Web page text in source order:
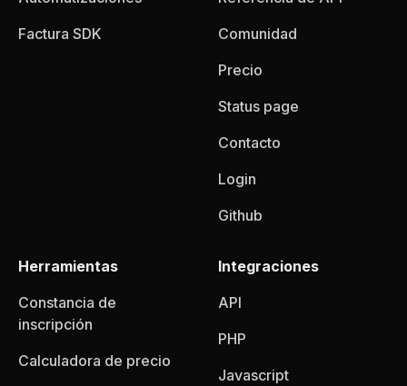
Factura SDK
Comunidad
Precio
Status page
Contacto
Login
Github
Herramientas
Constancia de
inscripción
Calculadora de precio
Integraciones
API
PHP
Javascript